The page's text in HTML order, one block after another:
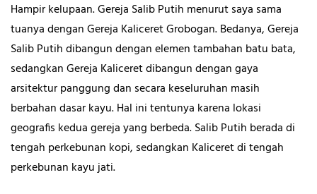
Hampir kelupaan. Gereja Salib Putih menurut saya sama
tuanya dengan Gereja KaliceretGrobogan. Bedanya, Gereja
Salib Putih dibangun dengan elemen tambahan batu bata,
sedangkan Gereja Kaliceret dibangun dengan gaya
arsitektur panggung dan secara keseluruhan masih
berbahan dasar kayu. Hal ini tentunya karena lokasi
geografis kedua gereja yang berbeda. Salib Putih berada di
tengah perkebunan kopi, sedangkan Kaliceretdi tengah
perkebunan kayu jati.